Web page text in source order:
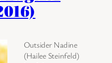
Outsider Nadine
(Hailee Steinfeld)